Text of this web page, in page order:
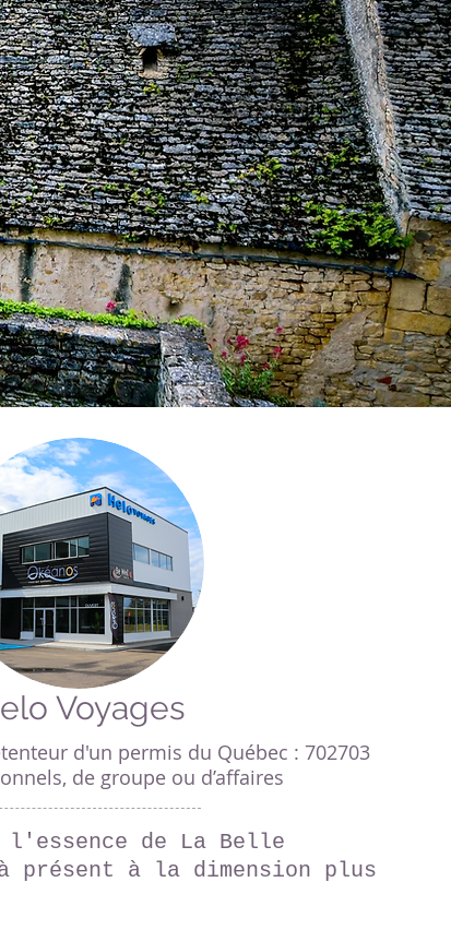
Voyages
d'un permis du Québec : 702703
de groupe ou d’affaires
de La Belle
présent à la dimension plus